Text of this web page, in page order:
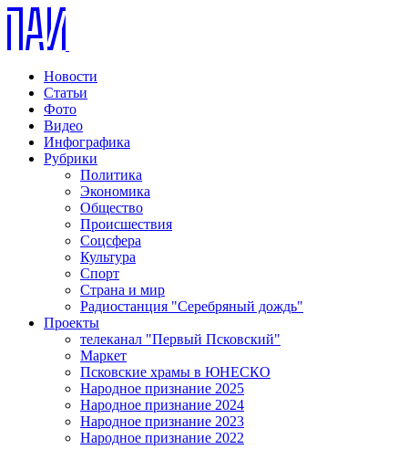
Новости
Статьи
Фото
Видео
Инфографика
Рубрики
Политика
Экономика
Общество
Происшествия
Соцсфера
Культура
Спорт
Страна и мир
Радиостанция "Серебряный дождь"
Проекты
телеканал "Первый Псковский"
Маркет
Псковские храмы в ЮНЕСКО
Народное признание 2025
Народное признание 2024
Народное признание 2023
Народное признание 2022